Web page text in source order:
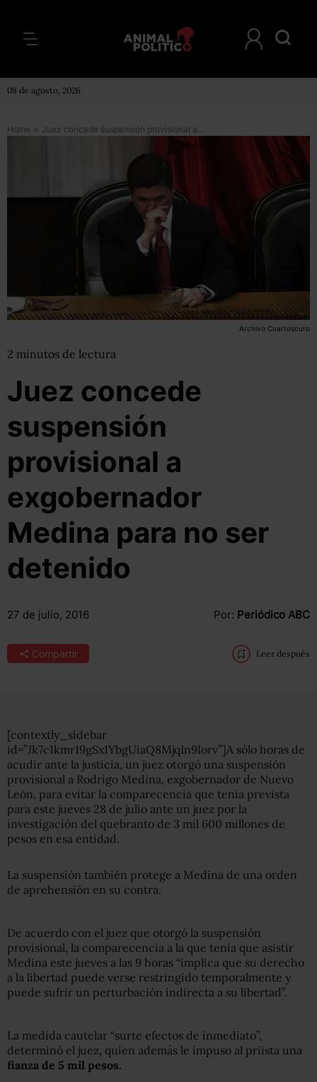
08 de agosto, 2026
Home > Juez concede suspensión provisional a exgobernador Medina para no ser detenido
Archivo Cuartoscuro
2 minutos de lectura
Juez concede
suspensión
provisional a
exgobernador
Medina para no ser
detenido
27 de julio, 2016 Por: Periódico ABC
Compartir Leer después
[contextly_sidebar
id=”Jk7c1kmr19gSx1YbgUiaQ8MjqIn9Iorv”]A sólo horas de
acudir ante la justicia, un juez otorgó una suspensión
provisional a Rodrigo Medina, exgobernador de Nuevo
León, para evitar la comparecencia que tenía prevista
para este jueves 28 de julio ante un juez por la
investigación del quebranto de 3 mil 600 millones de
pesos en esa entidad.
La suspensión también protege a Medina de una orden
de aprehensión en su contra.
De acuerdo con el juez que otorgó la suspensión
provisional, la comparecencia a la que tenía que asistir
Medina este jueves a las 9 horas “implica que su derecho
a la libertad puede verse restringido temporalmente y
puede sufrir un perturbación indirecta a su libertad”.
La medida cautelar “surte efectos de inmediato”,
determinó el juez, quien además le impuso al priista una
fianza de 5 mil pesos.